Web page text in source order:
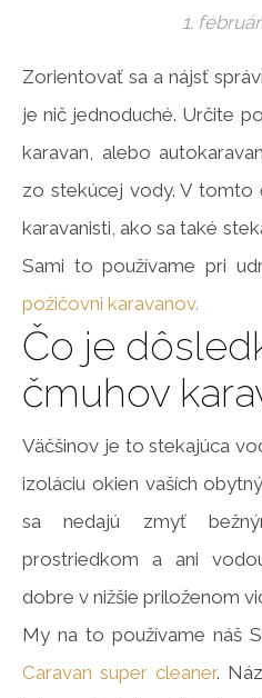
1.
Zorientovať sa a nájsť správny čistič pre karavany nie
je nič jednoduché. Určite
karavan, alebo
zo stekúcej vody. V tomto
karavanisti, ako sa také
Sami to používame pri
požičovni karavanov.
Čo je
čmuhov
Väčšinov je to stekajúca
izoláciu okien vaších
sa nedajú zmyť
prostriedkom a ani
dobre v nižšie priloženom
My na to používame náš
Caravan super cleaner.